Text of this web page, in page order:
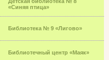
«Синяя птица»
Библиотека № 9 «Лигово»
Библиотечный центр «Маяк»